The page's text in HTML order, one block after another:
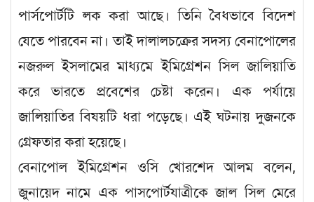
পার্সপোর্টটি লক করা আছে। তিনি বৈধভাবে বিদেশ
যেতে পারবেন না। তাই দালালচক্রের সদস্য বেনাপোলের
নজরুল ইসলামের মাধ্যমে ইমিগ্রেশন সিল জালিয়াতি
করে ভারতে প্রবেশের চেষ্টা করেন। এক পর্যায়ে
জালিয়াতির বিষয়টি ধরা পড়েছে। এই ঘটনায় দুজনকে
গ্রেফতার করা হয়েছে।
বেনাপোল ইমিগ্রেশন ওসি খোরশেদ আলম বলেন,
জুনায়েদ নামে এক পাসপোর্টযাত্রীকে জাল সিল মেরে